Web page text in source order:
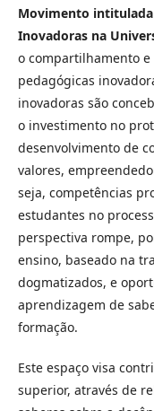
Movimento intitulada
Inovadoras na
o compartilhamento e
pedagógicas
inovadoras são
o investimento no
desenvolvimento de
valores,
seja, competências
estudantes no
perspectiva rompe,
ensino, baseado na
dogmatizados, e
aprendizagem de
formação.
Este espaço visa
superior, através de